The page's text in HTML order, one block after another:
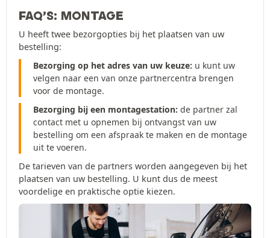
FAQ’S: MONTAGE
U heeft twee bezorgopties bij het plaatsen van uw
bestelling:
Bezorging op het adres van uw keuze: u kunt uw
velgen naar een van onze partnercentra brengen
voor de montage.
Bezorging bij een montagestation: de partner zal
contact met u opnemen bij ontvangst van uw
bestelling om een afspraak te maken en de montage
uit te voeren.
De tarieven van de partners worden aangegeven bij het
plaatsen van uw bestelling. U kunt dus de meest
voordelige en praktische optie kiezen.